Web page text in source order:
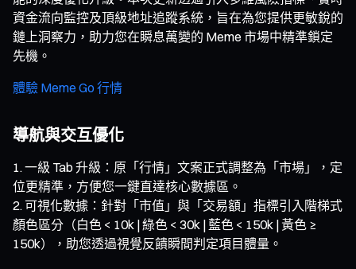
資金流向監控及頂級地址追蹤系統，旨在為您提供更敏銳的
鏈上洞察力，助力您在瞬息萬變的 Meme 市場中精準鎖定
先機。
體驗 Meme Go 行情
導航與交互優化
一級 Tab 升級：原「行情」文案正式調整為「市場」，定
位更精準，方便您一鍵直達核心數據區。
可視化數據：針對「市值」與「交易額」指標引入階梯式
顏色區分（白色 < 10k | 綠色 < 30k | 藍色 < 150k | 黃色 ≥
150k），助您透過視覺反饋瞬間判定項目體量。